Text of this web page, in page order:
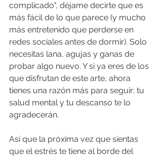
complicado", déjame decirte que es
más fácil de lo que parece (y mucho
más entretenido que perderse en
redes sociales antes de dormir). Solo
necesitas lana, agujas y ganas de
probar algo nuevo. Y si ya eres de los
que disfrutan de este arte, ahora
tienes una razón más para seguir: tu
salud mental y tu descanso te lo
agradecerán.
Así que la próxima vez que sientas
que el estrés te tiene al borde del